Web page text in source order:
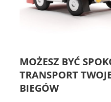
MOŻESZ BYĆ
TRANSPORT
BIEGÓW